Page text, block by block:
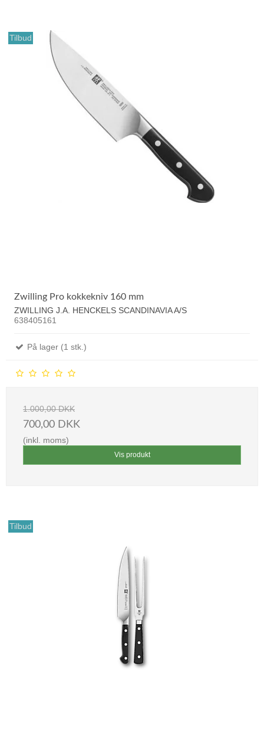
Tilbud
Zwilling Pro kokkekniv 160 mm
ZWILLING J.A. HENCKELS SCANDINAVIA A/S
638405161
På lager (1 stk.)
1.000,00 DKK
700,00 DKK
(inkl. moms)
Vis produkt
Tilbud